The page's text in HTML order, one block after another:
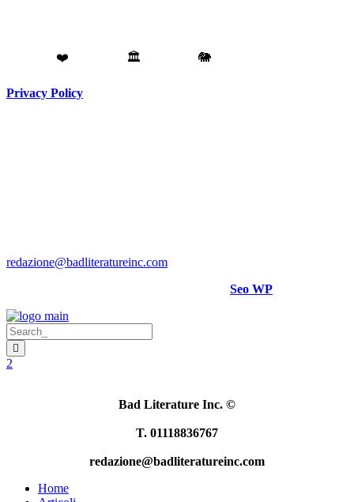
❤️ 🏛️ 🐘
Privacy Policy
redazione@badliteratureinc.com
Seo WP
Bad Literature Inc. ©
T. 01118836767
redazione@badliteratureinc.com
Home